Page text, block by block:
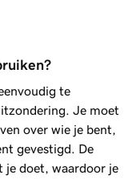
te
Je moet
over wie je bent,
gevestigd. De
je doet, waardoor je